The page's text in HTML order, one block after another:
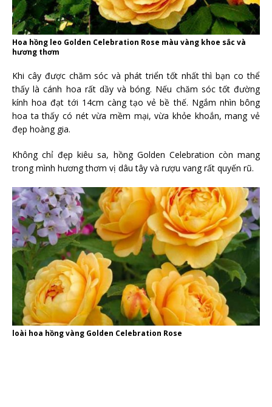
Hoa hồng leo Golden Celebration Rose màu vàng khoe sắc và
hương thơm
Khi cây được chăm sóc và phát triển tốt nhất thì bạn co thể
thấy là cánh hoa rất dầy và bóng. Nếu chăm sóc tốt đường
kính hoa đạt tới 14cm càng tạo vẻ bề thế. Ngắm nhìn bông
hoa ta thấy có nét vừa mềm mại, vừa khỏe khoắn, mang vẻ
đẹp hoàng gia.
Không chỉ đẹp kiêu sa, hồng Golden Celebration còn mang
trong mình hương thơm vị dâu tây và rượu vang rất quyến rũ.
loài hoa hồng vàng Golden Celebration Rose